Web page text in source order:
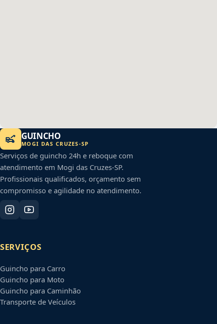
GUINCHO
MOGI DAS CRUZES-SP
Serviços de guincho 24h e reboque com
atendimento em Mogi das Cruzes-SP.
Profissionais qualificados, orçamento sem
compromisso e agilidade no atendimento.
SERVIÇOS
Guincho para Carro
Guincho para Moto
Guincho para Caminhão
Transporte de Veículos